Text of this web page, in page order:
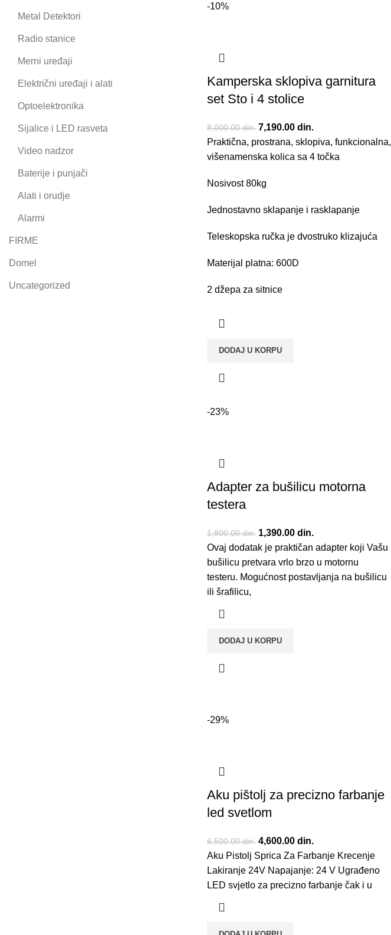
Metal Detektori
Radio stanice
Merni uređaji
Električni uređaji i alati
Optoelektronika
Sijalice i LED rasveta
Video nadzor
Baterije i punjači
Alati i orudje
Alarmi
FIRME
Domel
Uncategorized
-10%
Kamperska sklopiva garnitura
set Sto i 4 stolice
8,000.00din. Originalna cena je bila:
8,000.00 din..
7,190.00 din.
7,190.00 din..
Praktična, prostrana, sklopiva, funkcionalna,
višenamenska kolica sa 4 točka
Nosivost 80kg
Jednostavno sklapanje i rasklapanje
Teleskopska ručka je dvostruko klizajuća
Materijal platna: 600D
2 džepa za sitnice
DODAJ U KORPU
-23%
Adapter za bušilicu motorna
testera
1,800.00din. Originalna cena je bila:
1,800.00 din..
1,390.00 din.
1,390.00 din..
Ovaj dodatak je praktičan adapter koji Vašu
bušilicu pretvara vrlo brzo u motornu
testeru. Mogućnost postavljanja na bušilicu
ili šrafilicu,
DODAJ U KORPU
-29%
Aku pištolj za precizno farbanje
led svetlom
6,500.00din. Originalna cena je bila:
6,500.00 din..
4,600.00 din.
4,600.00 din..
Aku Pistolj Sprica Za Farbanje Krecenje
Lakiranje 24V Napajanje: 24 V Ugrađeno
LED svjetlo za precizno farbanje čak i u